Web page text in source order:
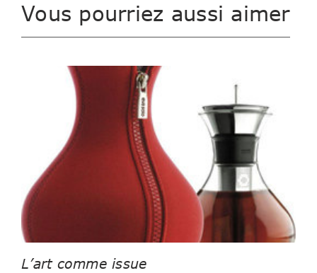
Vous pourriez aussi aimer
L’art comme issue